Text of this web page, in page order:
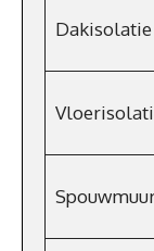
Dakisolatie